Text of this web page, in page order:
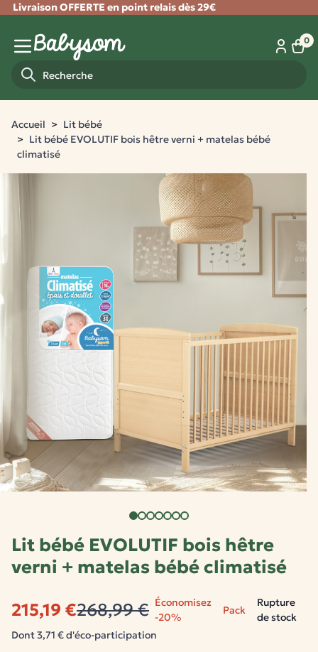
Livraison OFFERTE en point relais dès 29€
Fermer
Menu mobile
0
Accueil
Lit bébé
Lit bébé EVOLUTIF bois hêtre verni + matelas bébé
climatisé
Lit bébé EVOLUTIF bois hêtre
verni + matelas bébé climatisé
215,19 €268,99 € Économisez
-20%
Pack
Rupture
de stock
Dont 3,71 € d'éco-participation